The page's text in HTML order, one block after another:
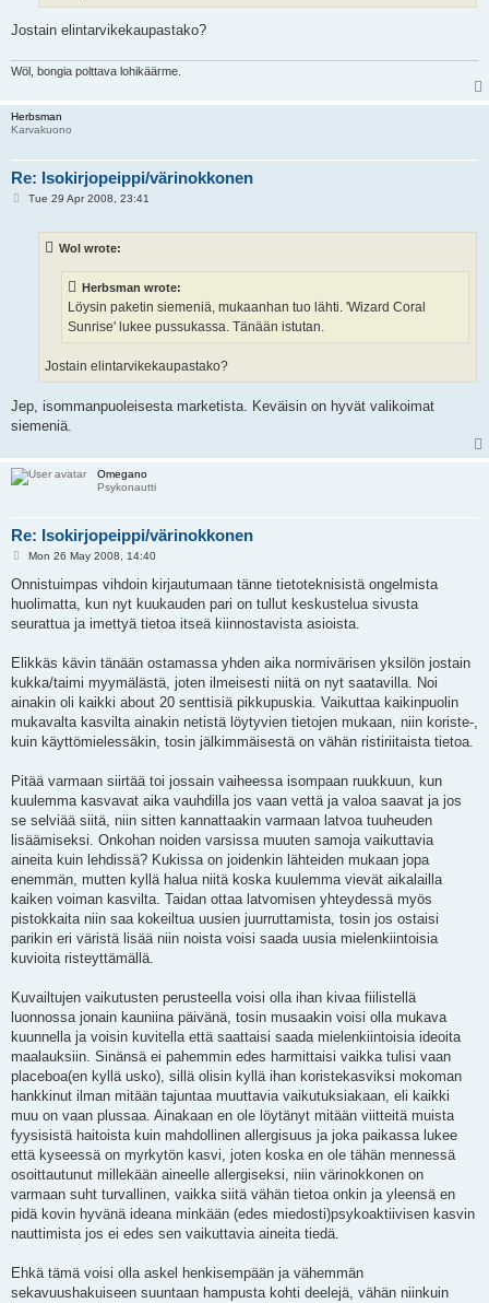
Jostain elintarvikekaupastako?
Wöl, bongia polttava lohikäärme.
Herbsman
Karvakuono
Re: Isokirjopeippi/värinokkonen
PTue 29 Apr 2008, 23:41
Wol wrote:
Herbsman wrote:
Löysin paketin siemeniä, mukaanhan tuo lähti. 'Wizard Coral
Sunrise' lukee pussukassa. Tänään istutan.
Jostain elintarvikekaupastako?
Jep, isommanpuoleisesta marketista. Keväisin on hyvät valikoimat
siemeniä.
Omegano
Psykonautti
Re: Isokirjopeippi/värinokkonen
P
s
Mon 26 May 2008, 14:40
Onnistuimpas vihdoin kirjautumaan tänne tietoteknisistä ongelmista
huolimatta, kun nyt kuukauden pari on tullut keskustelua sivusta
seurattua ja imettyä tietoa itseä kiinnostavista asioista.
Elikkäs kävin tänään ostamassa yhden aika normivärisen yksilön jostain
kukka/taimi myymälästä, joten ilmeisesti niitä on nyt saatavilla. Noi
ainakin oli kaikki about 20 senttisiä pikkupuskia. Vaikuttaa kaikinpuolin
mukavalta kasvilta ainakin netistä löytyvien tietojen mukaan, niin koriste-,
kuin käyttömielessäkin, tosin jälkimmäisestä on vähän ristiriitaista tietoa.
Pitää varmaan siirtää toi jossain vaiheessa isompaan ruukkuun, kun
kuulemma kasvavat aika vauhdilla jos vaan vettä ja valoa saavat ja jos
se selviää siitä, niin sitten kannattaakin varmaan latvoa tuuheuden
lisäämiseksi. Onkohan noiden varsissa muuten samoja vaikuttavia
aineita kuin lehdissä? Kukissa on joidenkin lähteiden mukaan jopa
enemmän, mutten kyllä halua niitä koska kuulemma vievät aikalailla
kaiken voiman kasvilta. Taidan ottaa latvomisen yhteydessä myös
pistokkaita niin saa kokeiltua uusien juurruttamista, tosin jos ostaisi
parikin eri väristä lisää niin noista voisi saada uusia mielenkiintoisia
kuvioita risteyttämällä.
Kuvailtujen vaikutusten perusteella voisi olla ihan kivaa fiilistellä
luonnossa jonain kauniina päivänä, tosin musaakin voisi olla mukava
kuunnella ja voisin kuvitella että saattaisi saada mielenkiintoisia ideoita
maalauksiin. Sinänsä ei pahemmin edes harmittaisi vaikka tulisi vaan
placeboa(en kyllä usko), sillä olisin kyllä ihan koristekasviksi mokoman
hankkinut ilman mitään tajuntaa muuttavia vaikutuksiakaan, eli kaikki
muu on vaan plussaa. Ainakaan en ole löytänyt mitään viitteitä muista
fyysisistä haitoista kuin mahdollinen allergisuus ja joka paikassa lukee
että kyseessä on myrkytön kasvi, joten koska en ole tähän mennessä
osoittautunut millekään aineelle allergiseksi, niin värinokkonen on
varmaan suht turvallinen, vaikka siitä vähän tietoa onkin ja yleensä en
pidä kovin hyvänä ideana minkään (edes miedosti)psykoaktiivisen kasvin
nauttimista jos ei edes sen vaikuttavia aineita tiedä.
Ehkä tämä voisi olla askel henkisempään ja vähemmän
sekavuushakuiseen suuntaan hampusta kohti deelejä, vähän niinkuin